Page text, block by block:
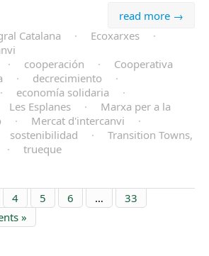
read more →
Catalana
· Ecoxarxes
·
· cooperación ·
Cooperativa
· decrecimiento
·
· economía solidaria
·
Les Esplanes ·
Marxa per a la
· Mercat d'intercanvi
·
sostenibilidad ·
Transition Towns,
· trueque
4 5 6 …
33
»